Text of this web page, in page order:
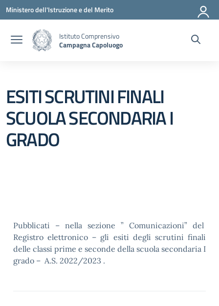
Vai ai contenuti
Vai al menu di navigazione
Vai al footer
Ministero dell'Istruzione e del Merito
Istituto Comprensivo
Campagna Capoluogo
ESITI SCRUTINI FINALI
SCUOLA SECONDARIA I
GRADO
Pubblicati – nella sezione ” Comunicazioni” del
Registro elettronico – gli esiti degli scrutini finali
delle classi prime e seconde della scuola secondaria I
grado – A.S. 2022/2023 .